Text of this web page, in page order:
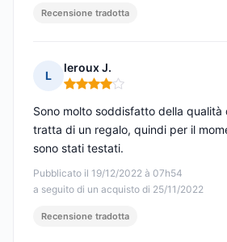
Recensione tradotta
L
leroux J.
Nota: 4 su 5
Pubblicato il 19/12/2022 à 07h54
a seguito di un acquisto di 25/11/2022
Sono molto soddisfatto della
tratta di un regalo, quindi per il
sono stati testati.
Recensione tradotta